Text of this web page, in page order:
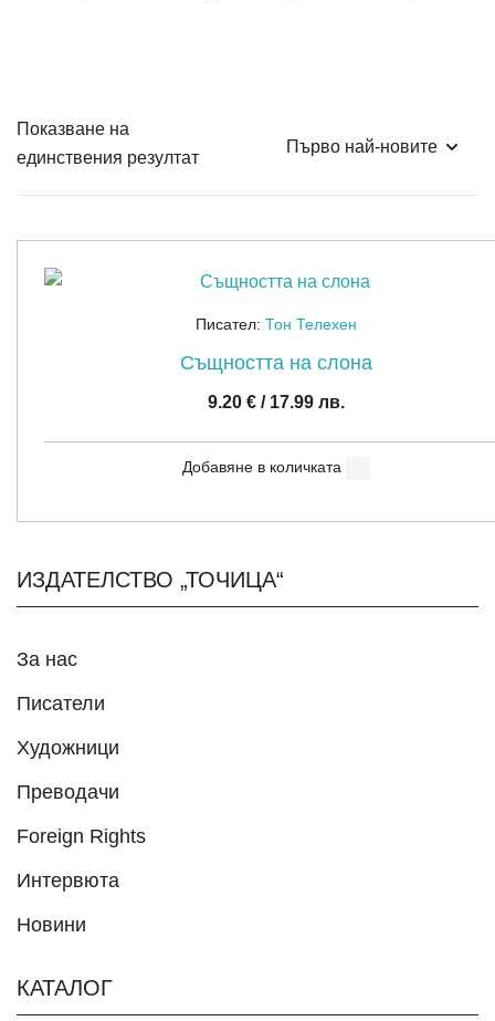
Показване на
единствения резултат
Писател: Тон Телехен
Същността на слона
9.20 € / 17.99 лв.
Добавяне в количката
ИЗДАТЕЛСТВО „ТОЧИЦА“
За нас
Писатели
Художници
Преводачи
Foreign Rights
Интервюта
Новини
КАТАЛОГ